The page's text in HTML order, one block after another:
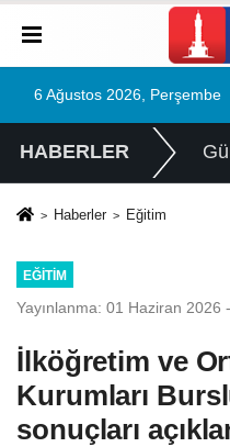
6 Ağustos 2026, Perşembe
HABERLER
Haberler Eğitim
EĞITIM
Yayınlanma: 01 Haziran 2026
İlköğretim ve
Kurumları
sonuçları